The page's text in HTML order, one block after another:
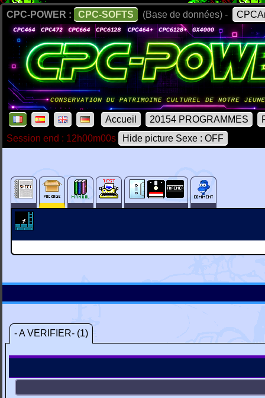
CPC-POWER : CPC-SOFTS (Base de données) -
Accueil 20154 PROGRAMMES
Session end : 12h00m00s
Hide picture Sexe : OFF
- A VERIFIER- (1)